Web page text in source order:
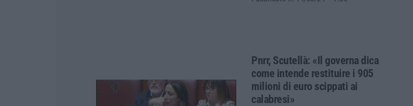
Pnrr, Scutellà: «Il governa dica
come intende restituire i 905
milioni di euro scippati ai
calabresi»